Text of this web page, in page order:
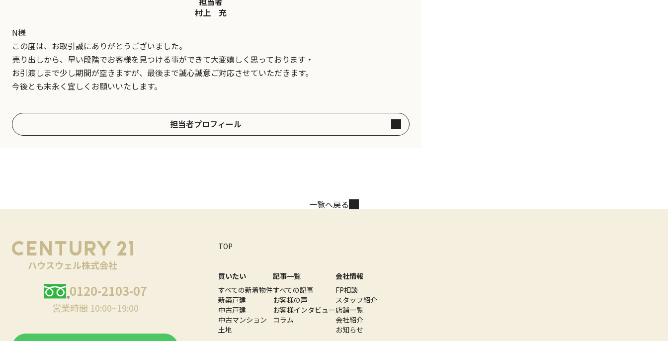
村上 充
N様
この度は、お取引誠にありがとうございました。
売り出しから、早い段階でお客様を見つける事ができて大変嬉しく思っております・
お引渡しまで少し期間が空きますが、最後まで誠心誠意ご対応させていただきます。
今後とも末永く宜しくお願いいたします。
担当者プロフィール
一覧へ戻る
0120-2103-07
営業時間 10:00~19:00
TOP
買いたい
すべての新着物件
新築戸建
中古戸建
中古マンション
土地
記事一覧
すべての記事
お客様の声
お客様インタビュー
コラム
会社情報
FP相談
スタッフ紹介
店舗一覧
会社紹介
お知らせ